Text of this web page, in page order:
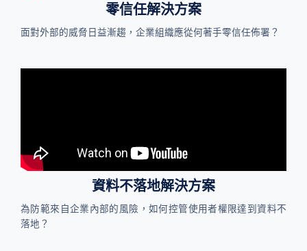
零信任解決方案
面對外部的威脅日益漸趨，企業組織應從何著手零信任佈署？
資料不落地解決方案
為防範來自企業內部的風險，如何控管使用者權限達到資料不
落地？